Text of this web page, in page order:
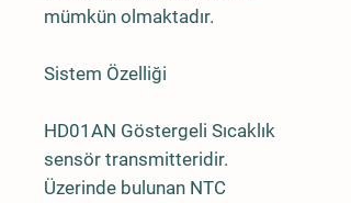
mümkün olmaktadır.
Sistem Özelliği
HD01AN Göstergeli Sıcaklık
sensör transmitteridir.
Üzerinde bulunan NTC